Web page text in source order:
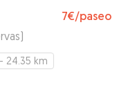
ver y la verdad que
7€/paseo
)
- 24.35 km